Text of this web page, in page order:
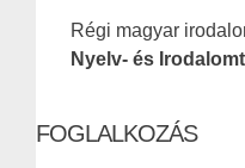
Régi magyar
Nyelv- és
FOGLALKOZÁS